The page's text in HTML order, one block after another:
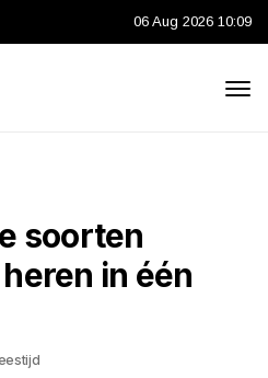
06 Aug 2026 10:09
soorten
in één